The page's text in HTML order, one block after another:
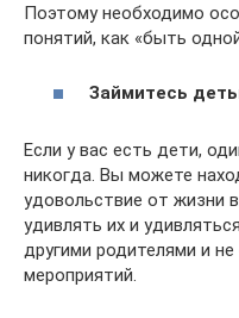
Поэтому необходимо
понятий, как «быть
Займитесь
Если у вас есть дети,
никогда. Вы можете
удовольствие от жизни
удивлять их и
другими родителями и
мероприятий.